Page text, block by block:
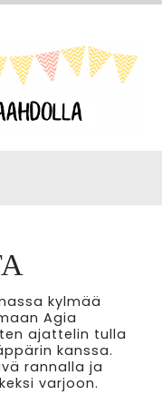
kylmää
Agia
ajattelin tulla
kanssa.
rannalla ja
varjoon.